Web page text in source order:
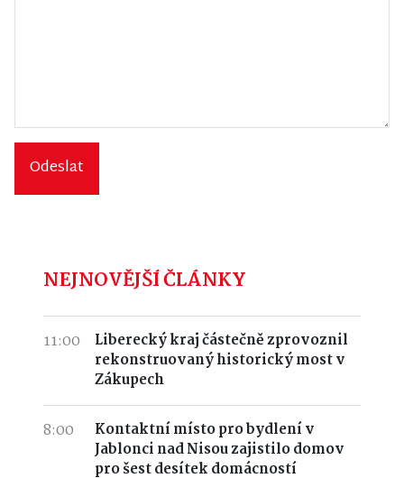
Odeslat
NEJNOVĚJŠÍ ČLÁNKY
11:00
Liberecký kraj částečně zprovoznil
rekonstruovaný historický most v
Zákupech
8:00
Kontaktní místo pro bydlení v
Jablonci nad Nisou zajistilo domov
pro šest desítek domácností